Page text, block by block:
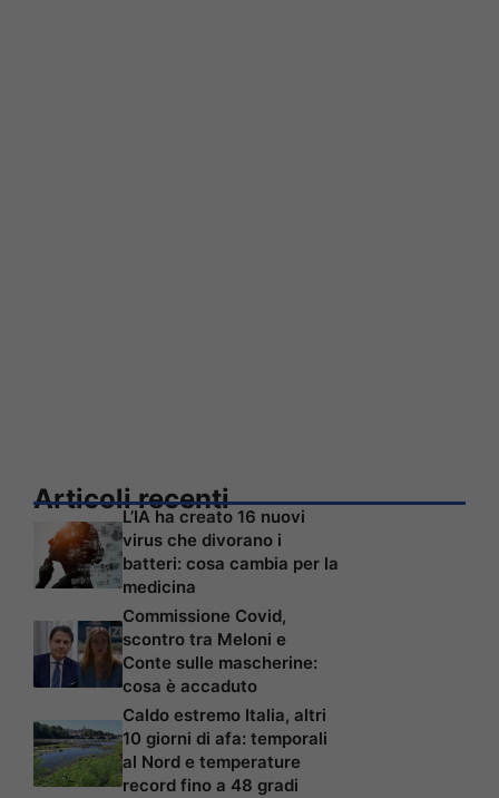
Articoli recenti
L’IA ha creato 16 nuovi
virus che divorano i
batteri: cosa cambia per la
medicina
Commissione Covid,
scontro tra Meloni e
Conte sulle mascherine:
cosa è accaduto
Caldo estremo Italia, altri
10 giorni di afa: temporali
al Nord e temperature
record fino a 48 gradi